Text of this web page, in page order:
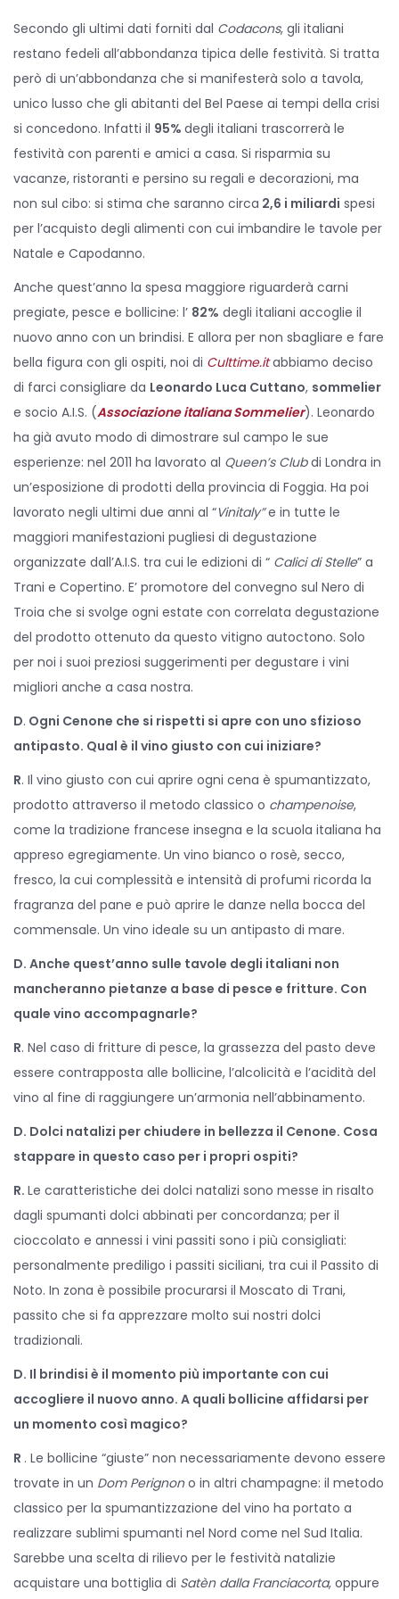
s
t
e
d
o
n
D
i
c
e
m
b
r
e
2
0
s
t
e
d
i
n
Secondo gli ultimi dati forniti dal Codacons, gli italiani
restano fedeli all’abbondanza tipica delle festività. Si tratta
però di un’abbondanza che si manifesterà solo a tavola,
unico lusso che gli abitanti del Bel Paese ai tempi della crisi
si concedono. Infatti il 95% degli italiani trascorrerà le
festività con parenti e amici a casa. Si risparmia su
vacanze, ristoranti e persino su regali e decorazioni, ma
non sul cibo: si stima che saranno circa 2,6 i miliardi spesi
per l’acquisto degli alimenti con cui imbandire le tavole per
Natale e Capodanno.
Anche quest’anno la spesa maggiore riguarderà carni
pregiate, pesce e bollicine: l’ 82% degli italiani accoglie il
nuovo anno con un brindisi. E allora per non sbagliare e fare
bella figura con gli ospiti, noi di Culttime.itabbiamo deciso
di farci consigliare da Leonardo Luca Cuttano, sommelier
e socio A.I.S. (Associazione italiana Sommelier). Leonardo
ha già avuto modo di dimostrare sul campo le sue
esperienze: nel 2011 ha lavorato al Queen’s Clubdi Londra in
un’esposizione di prodotti della provincia di Foggia. Ha poi
lavorato negli ultimi due anni al “Vinitaly”e in tutte le
maggiori manifestazioni pugliesi di degustazione
organizzate dall’A.I.S. tra cui le edizioni di “ Calici di Stelle” a
Trani e Copertino. E’ promotore del convegno sul Nero di
Troia che si svolge ogni estate con correlata degustazione
del prodotto ottenuto da questo vitigno autoctono. Solo
per noi i suoi preziosi suggerimenti per degustare i vini
migliori anche a casa nostra.
D. Ogni Cenone che si rispetti si apre con uno sfizioso
antipasto. Qual è il vino giusto con cui iniziare?
R. Il vino giusto con cui aprire ogni cena è spumantizzato,
prodotto attraverso il metodo classico o champenoise,
come la tradizione francese insegna e la scuola italiana ha
appreso egregiamente. Un vino bianco o rosè, secco,
fresco, la cui complessità e intensità di profumi ricorda la
fragranza del pane e può aprire le danze nella bocca del
commensale. Un vino ideale su un antipasto di mare.
D. Anche quest’anno sulle tavole degli italiani non
mancheranno pietanze a base di pesce e fritture. Con
quale vino accompagnarle?
R. Nel caso di fritture di pesce, la grassezza del pasto deve
essere contrapposta alle bollicine, l’alcolicità e l’acidità del
vino al fine di raggiungere un’armonia nell’abbinamento.
D. Dolci natalizi per chiudere in bellezza il Cenone. Cosa
stappare in questo caso per i propri ospiti?
R. Le caratteristiche dei dolci natalizi sono messe in risalto
dagli spumanti dolci abbinati per concordanza; per il
cioccolato e annessi i vini passiti sono i più consigliati:
personalmente prediligo i passiti siciliani, tra cui il Passito di
Noto. In zona è possibile procurarsi il Moscato di Trani,
passito che si fa apprezzare molto sui nostri dolci
tradizionali.
D. Il brindisi è il momento più importante con cui
accogliere il nuovo anno. A quali bollicine affidarsi per
un momento così magico?
R . Le bollicine “giuste” non necessariamente devono essere
trovate in un Dom Perignono in altri champagne: il metodo
classico per la spumantizzazione del vino ha portato a
realizzare sublimi spumanti nel Nord come nel Sud Italia.
Sarebbe una scelta di rilievo per le festività natalizie
acquistare una bottiglia di Satèn dalla Franciacorta, oppure